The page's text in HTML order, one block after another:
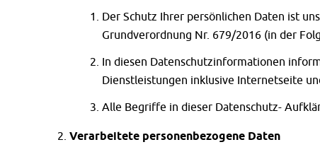
Der Schutz Ihrer persönlichen Daten ist
Grundverordnung Nr. 679/2016 (in der
In diesen Datenschutzinformationen
Dienstleistungen inklusive Internetseite
Alle Begriffe in dieser Datenschutz-
Verarbeitete personenbezogene Daten